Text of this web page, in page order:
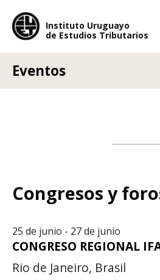
Instituto Uruguayo
de Estudios Tributarios
Eventos
Congresos y
25 de junio - 27 de junio
CONGRESO REGIONAL
Rio de Janeiro, Brasil